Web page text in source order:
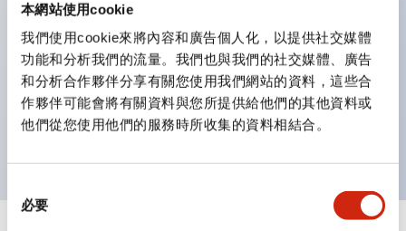
本網站使用cookie
我們使用cookie來將內容和廣告個人化，以提供社交媒體
功能和分析我們的流量。我們也與我們的社交媒體、廣告
和分析合作夥伴分享有關您使用我們網站的資料，這些合
作夥伴可能會將有關資料與您所提供給他們的其他資料或
他們從您使用他們的服務時所收集的資料相結合。
必要
可清楚辨識正方平頭形指示燈的亮燈/熄燈狀態，以及點
燈時的顏色識別。
符合 ISO 3864-4 安全色規範：在危險或緊急狀況下，
顏色表現更明確鮮明，便於更多人識別。